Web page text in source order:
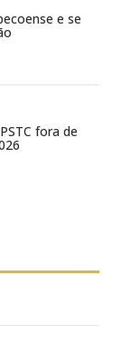
e se
fora de